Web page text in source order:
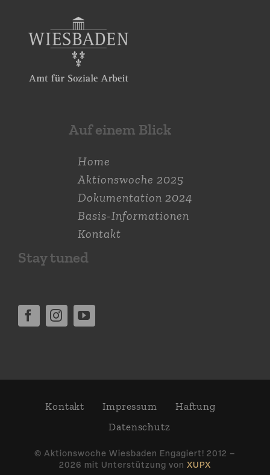
Auf einem Blick
Home
Aktions­woche 2025
Dokumen­tation 2024
Basis-Informationen
Kontakt
Stay tuned
Kontakt Impressum
Haftung
Daten­schutz
© Aktions­woche Wiesbaden Engagiert! 2012 –
2026 mit Unter­stützung von XUPX